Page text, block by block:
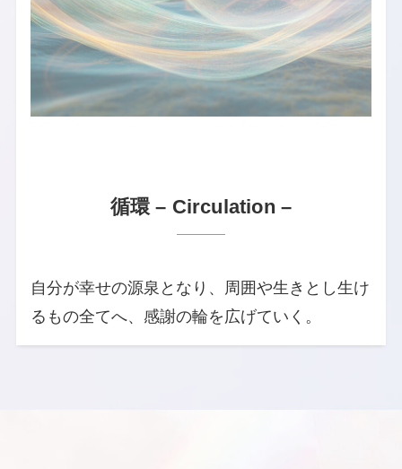
循環 – Circulation –
自分が幸せの源泉となり、周囲や生きとし生け
るもの全てへ、感謝の輪を広げていく。